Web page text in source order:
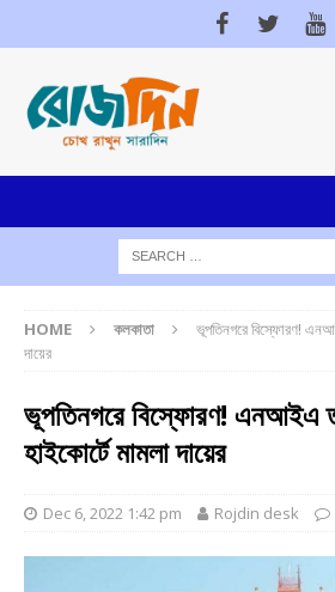
HOME কলকাতা
ভূপতিনগরে বিস্ফোরণ!
দায়ের
ভূপতিনগরে বিস্ফোরণ! এনআইএ
হাইকোর্টে মামলা দায়ের
Dec 6, 2022 1:42 pm Rojdin desk